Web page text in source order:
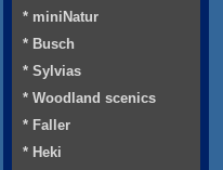
* miniNatur
* Busch
* Sylvias
* Woodland scenics
* Faller
* Heki